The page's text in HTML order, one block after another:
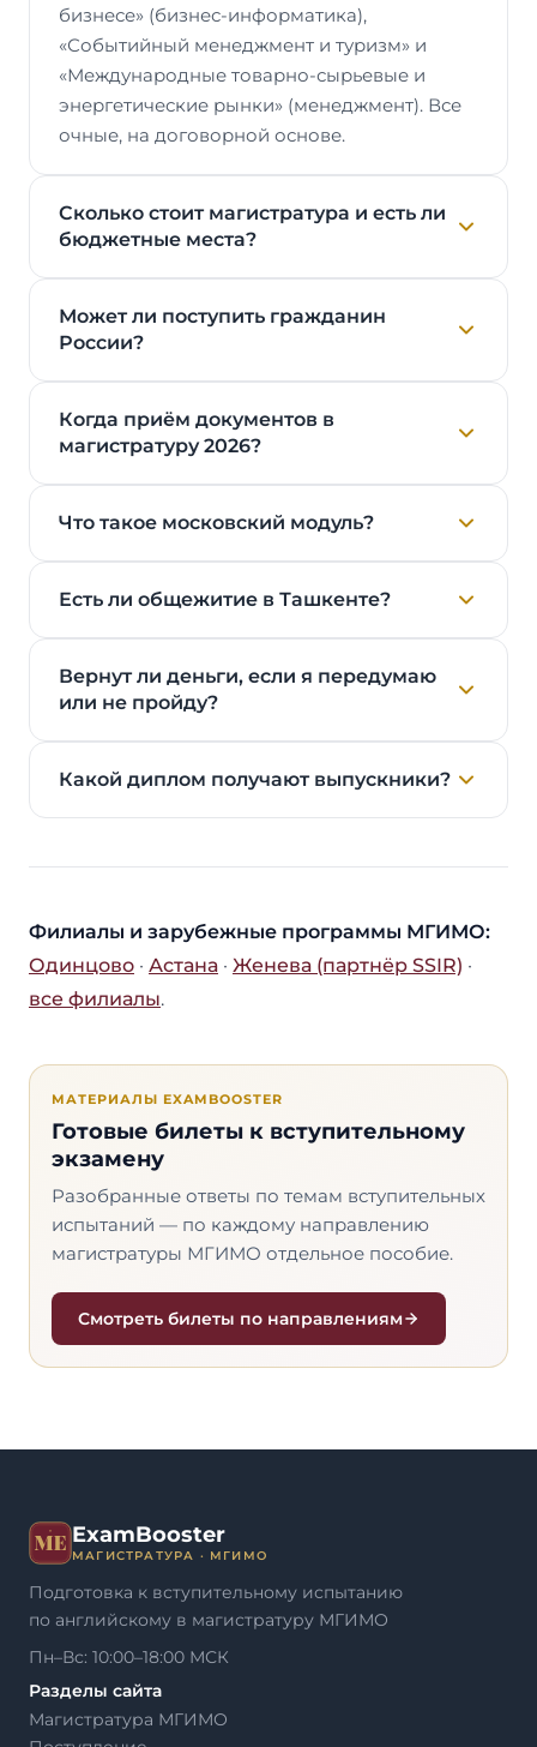
бизнесе» (бизнес-информатика),
«Событийный менеджмент и туризм» и
«Международные товарно-сырьевые и
энергетические рынки» (менеджмент). Все
очные, на договорной основе.
Сколько стоит магистратура и есть ли
бюджетные места?
Может ли поступить гражданин
России?
Когда приём документов в
магистратуру 2026?
Что такое московский модуль?
Есть ли общежитие в Ташкенте?
Вернут ли деньги, если я передумаю
или не пройду?
Какой диплом получают выпускники?
Филиалы и зарубежные программы МГИМО:
Одинцово · Астана · Женева (партнёр SSIR) ·
все филиалы.
МАТЕРИАЛЫ EXAMBOOSTER
Готовые билеты к вступительному
экзамену
Разобранные ответы по темам вступительных
испытаний — по каждому направлению
магистратуры МГИМО отдельное пособие.
Смотреть билеты по направлениям
ExamBooster
МАГИСТРАТУРА · МГИМО
Подготовка к вступительному испытанию
по английскому в магистратуру МГИМО
Пн–Вс: 10:00–18:00 МСК
Разделы сайта
Магистратура МГИМО